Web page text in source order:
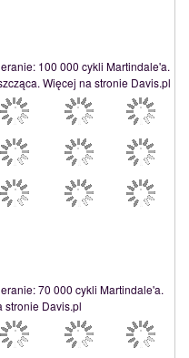
100 000 cykli Martindale'a.
Więcej na stronie Davis.pl
70 000 cykli Martindale'a.
stronie Davis.pl